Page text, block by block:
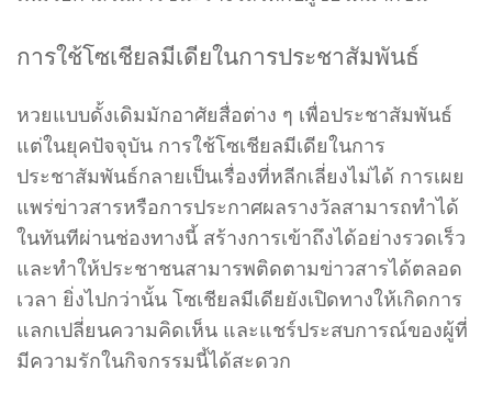
การใช้โซเชียลมีเดียในการประชาสัมพันธ์
หวยแบบดั้งเดิมมักอาศัยสื่อต่าง ๆ เพื่อประชาสัมพันธ์
แต่ในยุคปัจจุบัน การใช้โซเชียลมีเดียในการ
ประชาสัมพันธ์กลายเป็นเรื่องที่หลีกเลี่ยงไม่ได้ การเผย
แพร่ข่าวสารหรือการประกาศผลรางวัลสามารถทำได้
ในทันทีผ่านช่องทางนี้ สร้างการเข้าถึงได้อย่างรวดเร็ว
และทำให้ประชาชนสามารพติดตามข่าวสารได้ตลอด
เวลา ยิ่งไปกว่านั้น โซเชียลมีเดียยังเปิดทางให้เกิดการ
แลกเปลี่ยนความคิดเห็น และแชร์ประสบการณ์ของผู้ที่
มีความรักในกิจกรรมนี้ได้สะดวก